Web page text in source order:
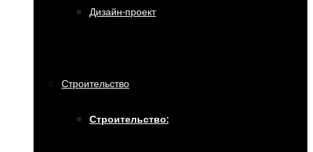
Дизайн-проект
Строительство
Строительство: